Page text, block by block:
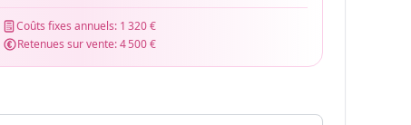
Coûts fixes annuels: 1 320 €
Retenues sur vente:4 500 €